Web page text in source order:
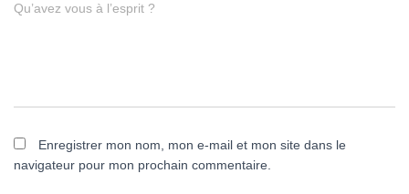
Qu’avez vous à l’esprit ?
Enregistrer mon nom, mon e-mail et mon site dans le
navigateur pour mon prochain commentaire.